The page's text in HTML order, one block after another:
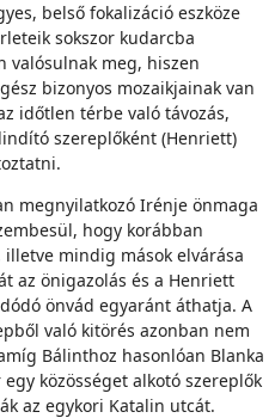
belső fokalizáció eszköze
sokszor kudarcba
valósulnak meg, hiszen
bizonyos mozaikjainak van
időtlen térbe való távozás,
szereplőként (Henriett)
megnyilatkozó Irénje önmaga
hogy korábban
mindig mások elvárása
az önigazolás és a Henriett
önvád egyaránt áthatja. A
való kitörés azonban nem
Bálinthoz hasonlóan Blanka
közösséget alkotó szereplők
az egykori Katalin utcát.